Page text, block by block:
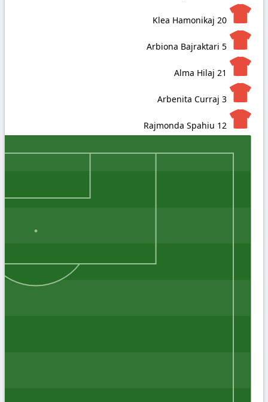
20
Klea Hamonikaj
5
Arbiona Bajraktari
21
Alma Hilaj
3
Arbenita Curraj
12
Rajmonda Spahiu